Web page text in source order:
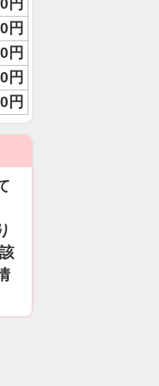
円
円
円
円
円